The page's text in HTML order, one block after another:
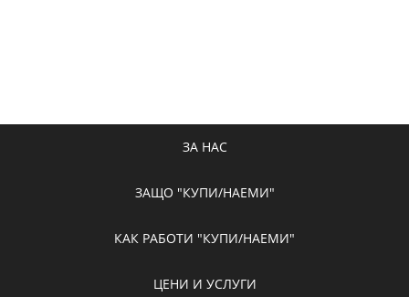
ЗА НАС
ЗАЩО "КУПИ/НАЕМИ"
КАК РАБОТИ "КУПИ/НАЕМИ"
ЦЕНИ И УСЛУГИ